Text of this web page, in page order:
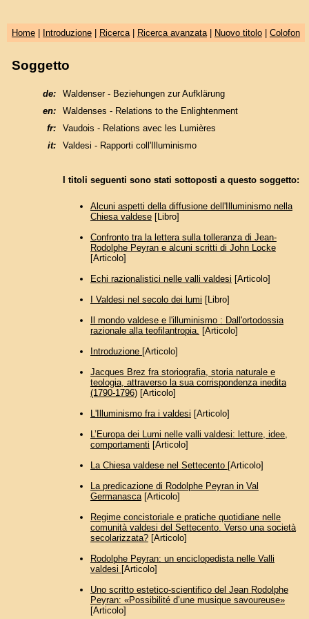
Home| Introduzione| Ricerca| Ricerca avanzata| Nuovo titolo| Colofon
Soggetto
de:
Waldenser - Beziehungen zur Aufklärung
en:
Waldenses - Relations to the Enlightenment
fr:
Vaudois - Relations avec les Lumières
it:
Valdesi - Rapporti coll'Illuminismo
I titoli seguenti sono stati sottoposti a questo soggetto:
Alcuni aspetti della diffusione dell'Illuminismo nella
Chiesa valdese[Libro]
Confronto tra la lettera sulla tolleranza di Jean-
Rodolphe Peyran e alcuni scritti di John Locke
[Articolo]
Echi razionalistici nelle valli valdesi [Articolo]
I Valdesi nel secolo dei lumi [Libro]
Il mondo valdese e l'illuminismo : Dall'ortodossia
razionale alla teofilantropia. [Articolo]
Introduzione [Articolo]
Jacques Brez fra storiografia, storia naturale e
teologia, attraverso la sua corrispondenza inedita
(1790-1796)[Articolo]
L'Illuminismo fra i valdesi [Articolo]
L’Europa dei Lumi nelle valli valdesi: letture, idee,
comportamenti [Articolo]
La Chiesa valdese nel Settecento [Articolo]
La predicazione di Rodolphe Peyran in Val
Germanasca[Articolo]
Regime concistoriale e pratiche quotidiane nelle
comunità valdesi del Settecento. Verso una società
secolarizzata?[Articolo]
Rodolphe Peyran: un enciclopedista nelle Valli
valdesi [Articolo]
Uno scritto estetico-scientifico del Jean Rodolphe
Peyran: «Possibilité d’une musique savoureuse»
[Articolo]